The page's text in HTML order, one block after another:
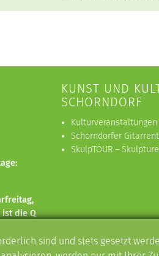
ist die Q
die Q
KUNST UND
SCHORNDORF
Kulturveranstaltungen
Schorndorfer
SkulpTOUR –
sind und stets gesetzt